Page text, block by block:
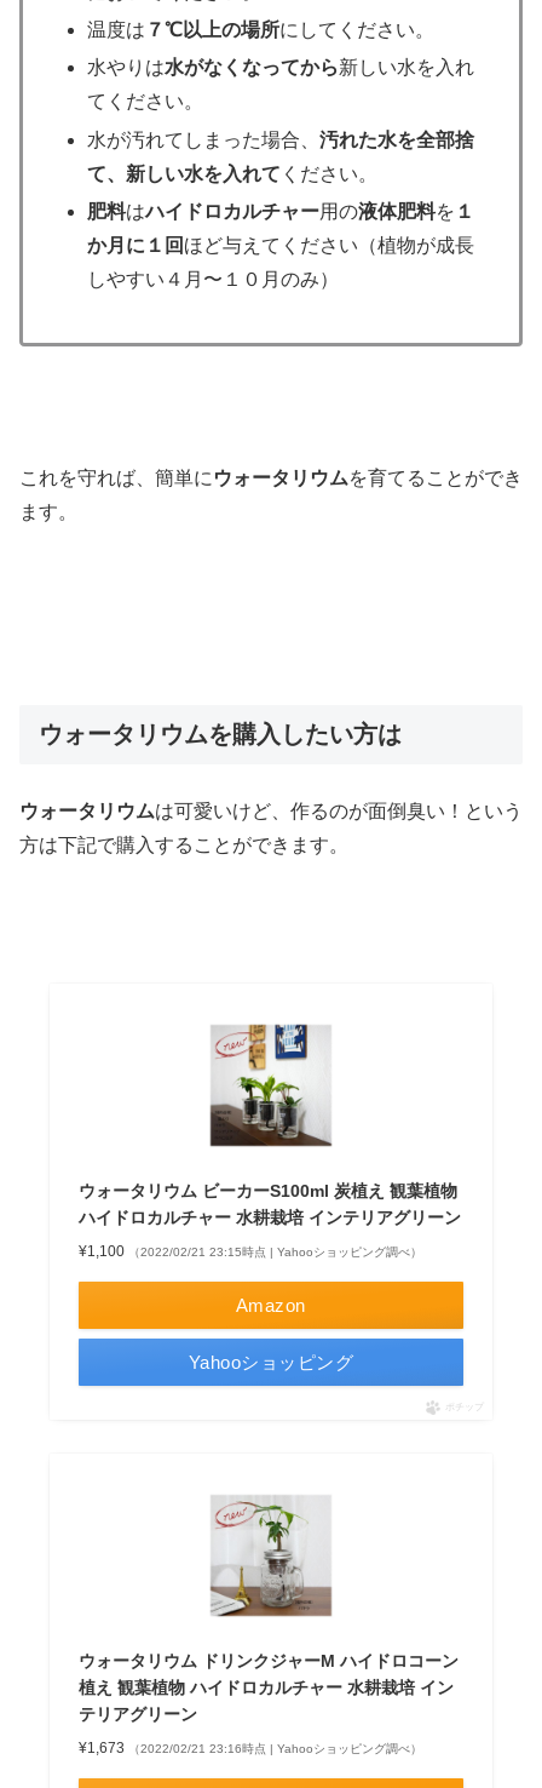
温度は ７℃以上の場所にしてください。
水やりは水がなくなってから新しい水を入れ
てください。
水が汚れてしまった場合、汚れた水を全部捨
て、新しい水を入れて ください。
肥料はハイドロカルチャー用の液体肥料を １
か月に１回 ほど与えてください（植物が成長
しやすい４月〜１０月のみ）
これを守れば、簡単に ウォータリウムを育てることができ
ます。
ウォータリウムを購入したい方は
ウォータリウムは可愛いけど、作るのが面倒臭い！という
方は下記で購入することができます。
ウォータリウム ビーカーS100ml 炭植え 観葉植物
ハイドロカルチャー 水耕栽培 インテリアグリーン
¥1,100 （2022/02/21 23:15時点 | Yahooショッピング調べ）
Amazon
Yahooショッピング
ポチップ
ウォータリウム ドリンクジャーM ハイドロコーン
植え 観葉植物 ハイドロカルチャー 水耕栽培 イン
テリアグリーン
¥1,673 （2022/02/21 23:16時点 | Yahooショッピング調べ）